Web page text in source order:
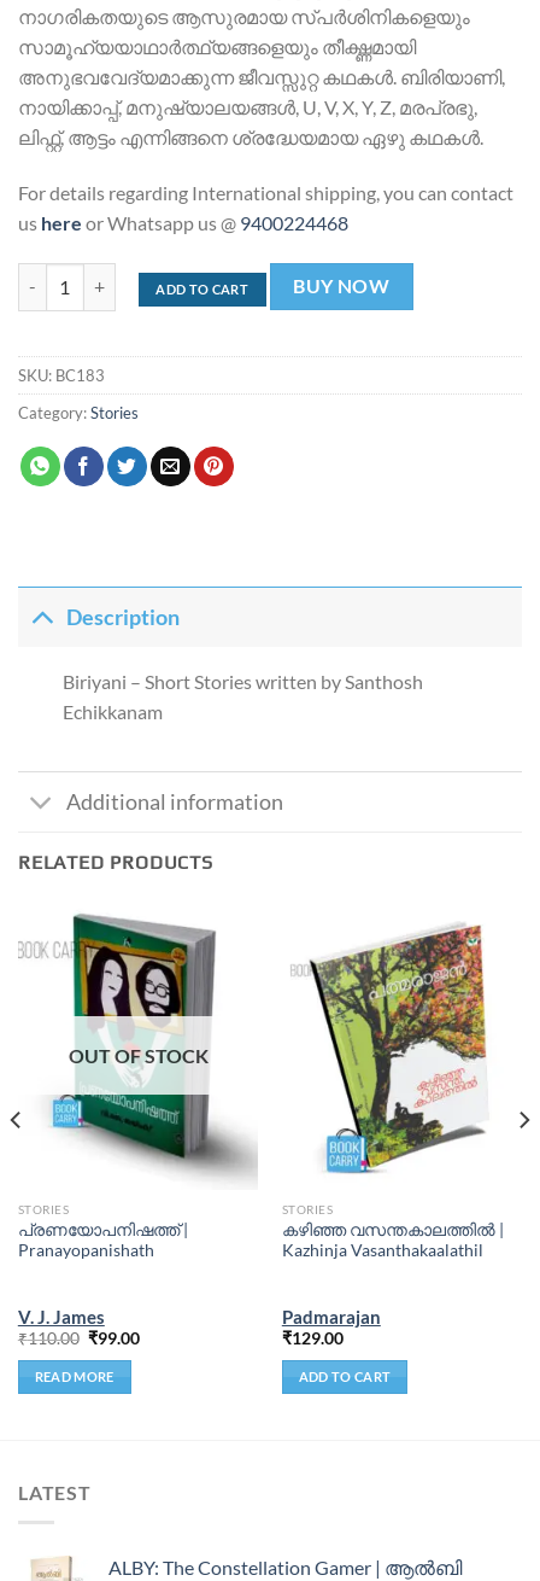
നാഗരികതയുടെ ആസുരമായ സ്പര്‍ശിനികളെയും
സാമൂഹ്യയാഥാര്‍ത്ഥ്യങ്ങളെയും തീക്ഷ്ണമായി
അനുഭവവേദ്യമാക്കുന്ന ജീവസ്സുറ്റ കഥകള്‍. ബിരിയാണി,
നായിക്കാപ്പ്, മനുഷ്യാലയങ്ങള്‍, U, V, X, Y, Z, മരപ്രഭു,
ലിഫ്റ്റ്, ആട്ടം എന്നിങ്ങനെ ശ്രദ്ധേയമായ ഏഴു കഥകള്‍.
For details regarding International shipping, you can contact
us here or Whatsapp us @ 9400224468
ബിരിയാണി | Biriyani quantity
ADD TO CART BUY NOW
SKU: BC183
Category:Stories
Description
Biriyani – Short Stories written by Santhosh
Echikkanam
Additional information
RELATED PRODUCTS
OUT OF STOCK
STORIES
പ്രണയോപനിഷത്ത് |
Pranayopanishath
V. J. James
₹110.00 ₹99.00
READ MORE
STORIES
കഴിഞ്ഞ വസന്തകാലത്തിൽ |
Kazhinja Vasanthakaalathil
Padmarajan
₹129.00
ADD TO CART
LATEST
ALBY: The Constellation Gamer | ആൽബി